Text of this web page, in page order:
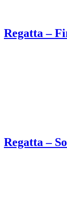
Regatta –
Regatta –